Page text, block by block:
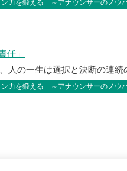
ン力を鍛える ～アナウンサーのノウ
任」
人の一生は選択と決断の連
ン力を鍛える ～アナウンサーのノウ